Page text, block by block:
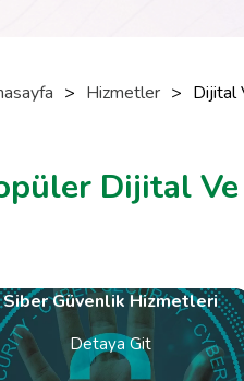
> Hizmetler > Dijital
Dijital
Siber Güvenlik Hizmetleri
Detaya Git